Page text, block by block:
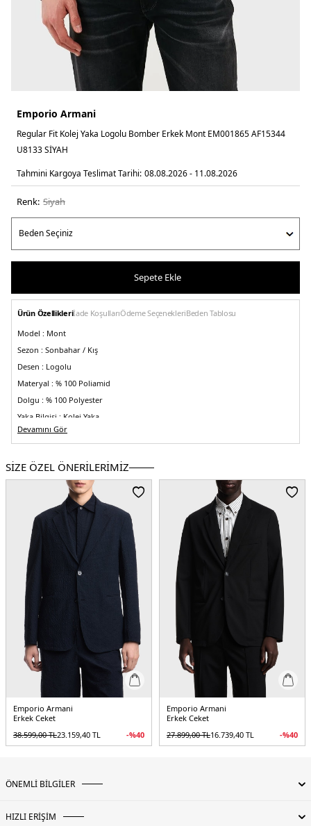
Emporio Armani
Regular Fit Kolej Yaka Logolu Bomber Erkek Mont EM001865 AF15344
U8133 SİYAH
Tahmini Kargoya Teslimat Tarihi: 08.08.2026 - 11.08.2026
Renk: si̇yah
Sepete Ekle
Ürün Özellikleriİade KoşullarıÖdeme SeçenekleriBeden Tablosu
Model : Mont
Sezon : Sonbahar / Kış
Desen : Logolu
Materyal : % 100 Poliamid
Dolgu : % 100 Polyester
Yaka Bilgisi : Kolej Yaka
Kapama Bilgisi :
Kol Bilgisi :
Uzun Kol
Kalıp Bilgisi :Regular Fit
- Fermuarlı iç cep - Taşlı logo tasarımı
- Yanlardan açılabilir
kapanabilir çıtçıt düğmeli detaylar
Manken Ölçüsü :
Boy 1.85 / Göğüs 98 / Bel 78 / Kalça 94 / Beden 50
Üretim Yeri :
Çin
5DY1EM001865AF15344U8133.07
Devamını Gör
SİZE ÖZEL ÖNERİLERİMİZ
Emporio Armani
Erkek Ceket
38.599,00TL23.159,40 TL -%40
Emporio Armani
Erkek Ceket
27.899,00TL16.739,40 TL -%40
ÖNEMLİ BİLGİLER
HIZLI ERİŞİM